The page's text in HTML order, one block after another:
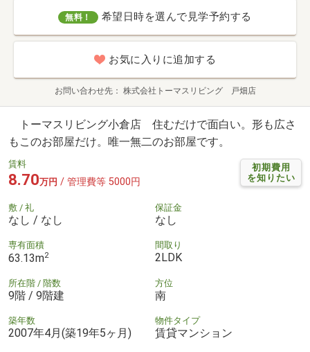
無料！ 希望日時を選んで見学予約する
お気に入りに追加する
お問い合わせ先 株式会社トーマスリビング 戸畑店
トーマスリビング小倉店 住むだけで面白い。形も広さ
もこのお部屋だけ。唯一無二のお部屋です。
初期費用
を知りたい
賃料
8.70万円 / 管理費等 5000円
敷 / 礼
なし / なし
保証金
なし
専有面積
63.13m2
間取り
2LDK
所在階 / 階数
9階 / 9階建
方位
南
築年数
2007年4月(築19年5ヶ月)
物件タイプ
賃貸マンション